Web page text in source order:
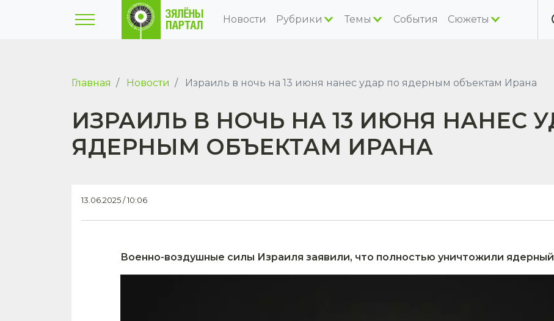
Новости Рубрики Темы События Сюжеты
Главная Новости Израиль в ночь на 13 июня нанес удар по ядерным объектам Ирана
ИЗРАИЛЬ В НОЧЬ НА 13 ИЮНЯ НАНЕС
ЯДЕРНЫМ ОБЪЕКТАМ ИРАНА
13.06.2025 / 10:06
Военно-воздушные силы Израиля заявили, что полностью уничтожили